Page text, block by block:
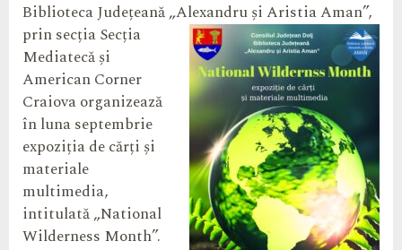
Biblioteca Județeană „Alexandru și Aristia Aman”,
prin secția Secția
Mediatecă și
American Corner
Craiova organizează
în luna septembrie
expoziția de cărți și
materiale
multimedia,
intitulată „National
Wilderness Month”.